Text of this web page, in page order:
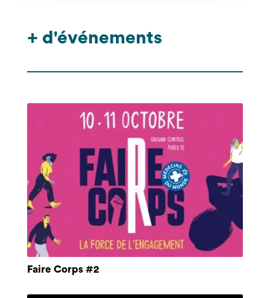
+ d'événements
Faire Corps #2